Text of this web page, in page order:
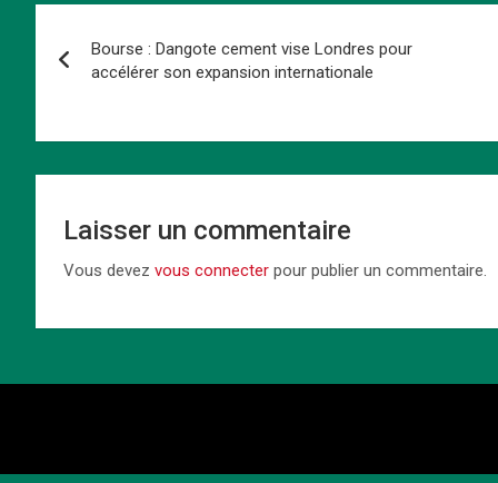
b
o
o
o
d
o
es
t
s
A
p
dI
n
Li
n
k
g
de
Bourse : Dangote cement vise Londres pour
accélérer son expansion internationale
Laisser un commentaire
Vous devez vous connecter pour publier un commentaire.